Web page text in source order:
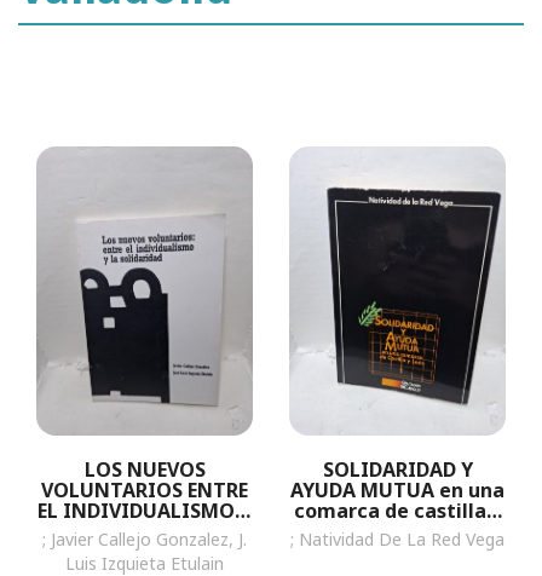
LOS NUEVOS
VOLUNTARIOS ENTRE
EL INDIVIDUALISMO Y
LA SOLIDARIDAD
; Javier Callejo Gonzalez, J.
Luis Izquieta Etulain
SOLIDARIDAD Y
AYUDA MUTUA en una
comarca de castilla y
leon
; Natividad De La Red Vega